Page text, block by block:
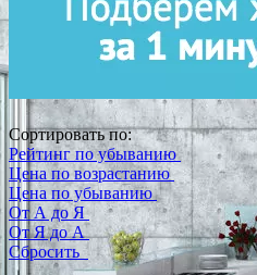
Сортировать по:
Рейтинг по убыванию
Цена по возрастанию
Цена по убыванию
От А до Я
От Я до А
Сбросить